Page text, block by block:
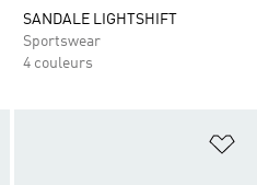
SANDALE LIGHTSHIFT
Sportswear
4 couleurs
Ajouter à la Liste de produits